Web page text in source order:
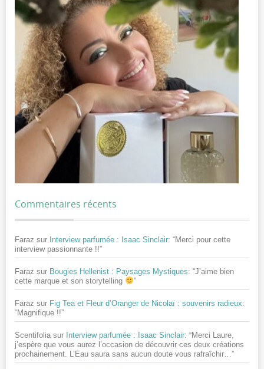
Commentaires récents
Faraz sur Interview parfumée : Isaac Sinclair: “Merci pour cette
interview passionnante !!”
Faraz sur Bougies Hellenist : Paysages Mystiques: “J’aime bien
cette marque et son storytelling
”
Faraz sur Fig Tea et Fleur d’Oranger de Nicolaï : souvenirs radieux:
“Magnifique !!”
Scentifolia sur Interview parfumée : Isaac Sinclair: “Merci Laure,
j’espère que vous aurez l’occasion de découvrir ces deux créations
prochainement. L’Eau saura sans aucun doute vous rafraîchir…”